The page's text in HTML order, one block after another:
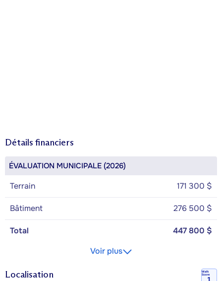
Détails financiers
ÉVALUATION MUNICIPALE (2026)
Terrain 171 300 $
Bâtiment 276 500 $
Total
447 800 $
Voir plus
Localisation
Walk
Score